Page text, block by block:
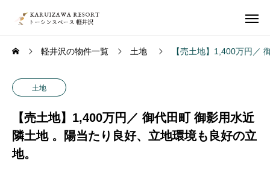
軽井沢の物件一覧 土地 【売土地】1,400万円／
土地
【売土地】1,400万円／ 御代田町 御影用水近
隣土地 。陽当たり良好、立地環境も良好の立
地。